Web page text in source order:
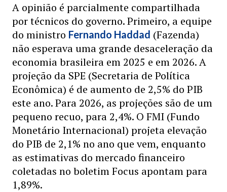
A opinião é parcialmente compartilhada
por técnicos do governo. Primeiro, a equipe
do ministro Fernando Haddad (Fazenda)
não esperava uma grande desaceleração da
economia brasileira em 2025 e em 2026. A
projeção da SPE (Secretaria de Política
Econômica) é de aumento de 2,5% do PIB
este ano. Para 2026, as projeções são de um
pequeno recuo, para 2,4%. O FMI (Fundo
Monetário Internacional) projeta elevação
do PIB de 2,1% no ano que vem, enquanto
as estimativas do mercado financeiro
coletadas no boletim Focus apontam para
1,89%.